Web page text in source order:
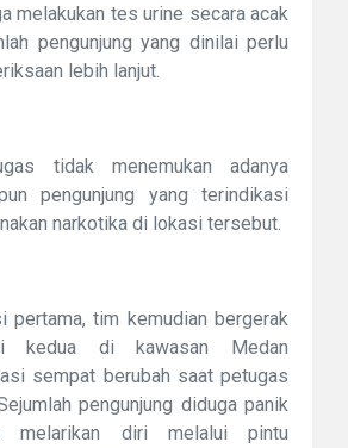
melakukan tes urine secara acak
pengunjung yang dinilai perlu
lebih lanjut.
tidak menemukan adanya
pengunjung yang terindikasi
narkotika di lokasi tersebut.
pertama, tim kemudian bergerak
kedua di kawasan Medan
sempat berubah saat petugas
pengunjung diduga panik
melarikan diri melalui pintu